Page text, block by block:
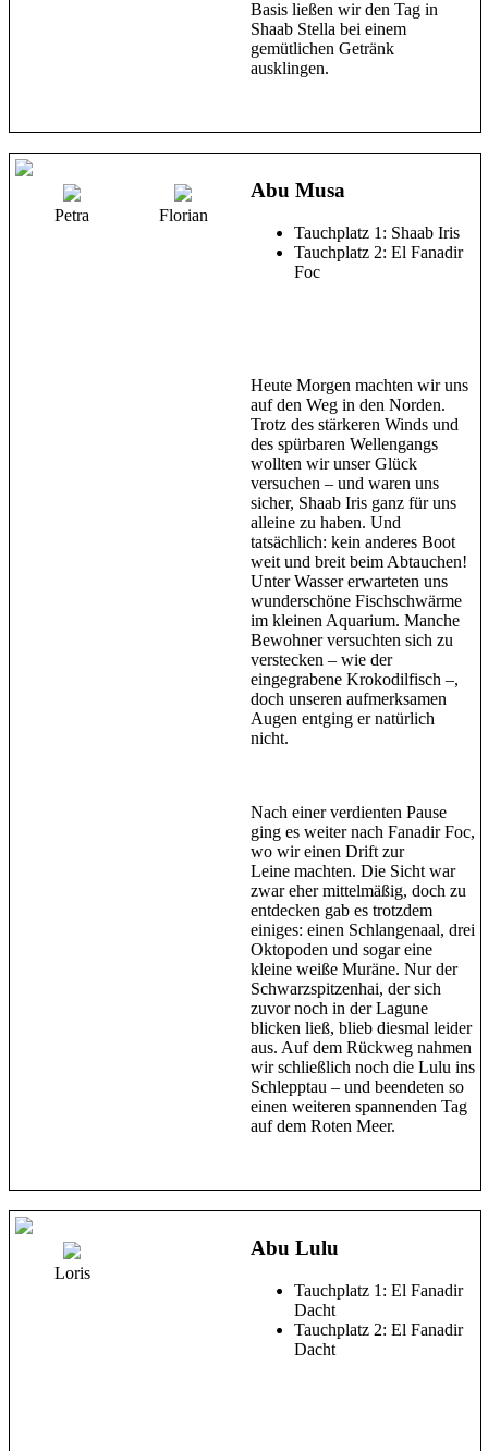
Basis ließen wir den Tag in
Shaab Stella bei einem
gemütlichen Getränk
ausklingen.
Petra Florian
Abu Musa
Tauchplatz 1: Shaab Iris
Tauchplatz 2: El Fanadir
Foc
Heute Morgen machten wir uns
auf den Weg in den Norden.
Trotz des stärkeren Winds und
des spürbaren Wellengangs
wollten wir unser Glück
versuchen – und waren uns
sicher, Shaab Iris ganz für uns
alleine zu haben. Und
tatsächlich: kein anderes Boot
weit und breit beim Abtauchen!
Unter Wasser erwarteten uns
wunderschöne Fischschwärme
im kleinen Aquarium. Manche
Bewohner versuchten sich zu
verstecken – wie der
eingegrabene Krokodilfisch –,
doch unseren aufmerksamen
Augen entging er natürlich
nicht.
Nach einer verdienten Pause
ging es weiter nach Fanadir Foc,
wo wir einen Drift zur
Leine machten. Die Sicht war
zwar eher mittelmäßig, doch zu
entdecken gab es trotzdem
einiges: einen Schlangenaal, drei
Oktopoden und sogar eine
kleine weiße Muräne. Nur der
Schwarzspitzenhai, der sich
zuvor noch in der Lagune
blicken ließ, blieb diesmal leider
aus. Auf dem Rückweg nahmen
wir schließlich noch die Lulu ins
Schlepptau – und beendeten so
einen weiteren spannenden Tag
auf dem Roten Meer.
Loris
Abu Lulu
Tauchplatz 1: El Fanadir
Dacht
Tauchplatz 2: El Fanadir
Dacht